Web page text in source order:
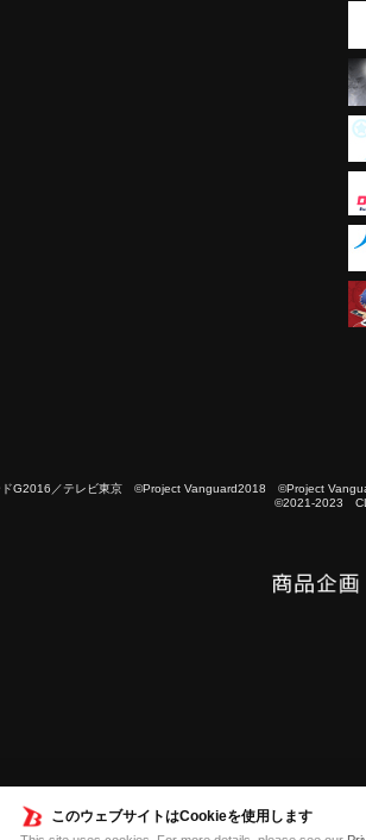
このウェブサイトはCookieを使用します
G2016／テレビ東京 ©Project Vanguard2018 ©Project
©2021-2023